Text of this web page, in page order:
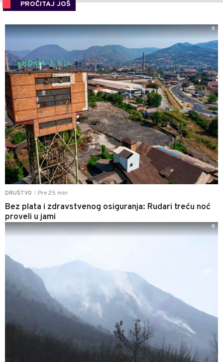
PROČITAJ JOŠ
DRUŠTVO Pre 25 min
Bez plata i zdravstvenog osiguranja: Rudari treću noć
proveli u jami
0
0